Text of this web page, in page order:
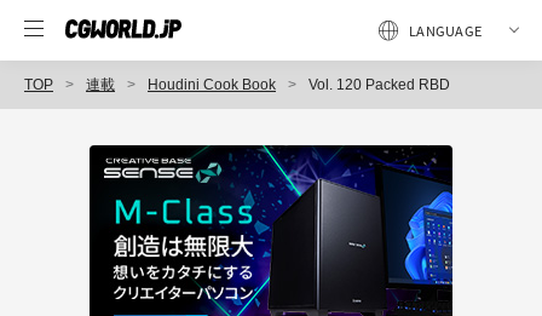
TOP 連載 Houdini Cook Book Vol. 120 Packed RBD